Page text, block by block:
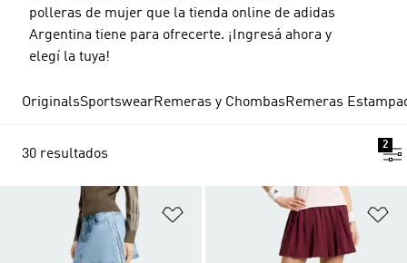
polleras de mujer que la tienda online de adidas
Argentina tiene para ofrecerte. ¡Ingresá ahora y
elegí la tuya!
OriginalsSportswearRemeras y ChombasRemeras
30 resultados
2
Añadir a la lista de deseos